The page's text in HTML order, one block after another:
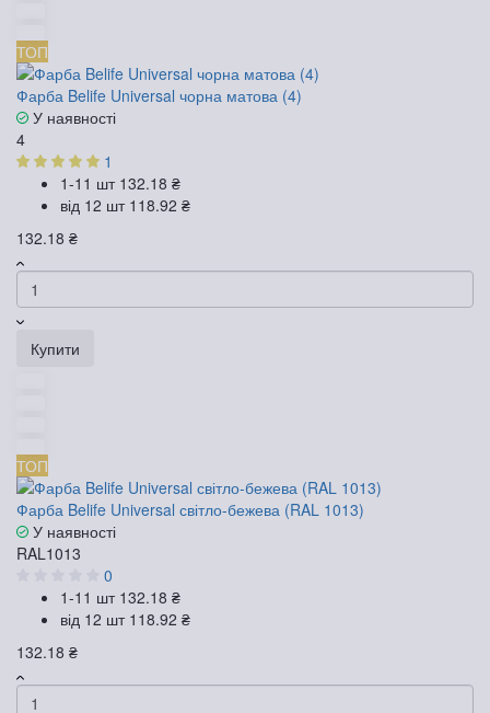
ТОП
Фарба Belife Universal чорна матова (4)
У наявності
4
1
1-11 шт 132.18 ₴
від 12 шт 118.92 ₴
132.18 ₴
Купити
ТОП
Фарба Belife Universal світло-бежева (RAL 1013)
У наявності
RAL1013
0
1-11 шт 132.18 ₴
від 12 шт 118.92 ₴
132.18 ₴